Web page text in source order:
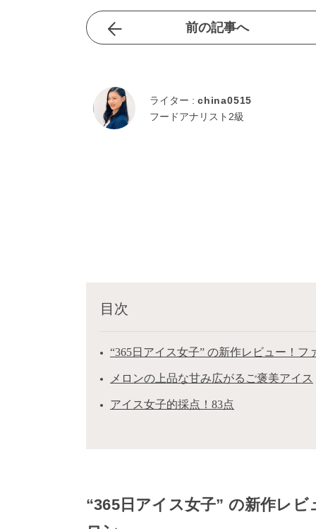
前の記事へ
ライター : china0515
フードアナリスト2級
目次
“365日アイス女子” の新作レビュー！
メロンの上品な甘み広がるご褒美アイス
アイス女子的採点！83点
“365日アイス女子” の新作レ